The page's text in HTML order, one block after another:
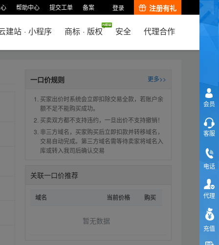
帮助中心 提交工单 备案 登录 注册有礼
建站 · 小程序 商标 · 版权 安全 代理合作
一口价规则 更多>>
买家出价时系统会立即扣除交易全款，若账户余
额不足不能购买成功。
买卖双方都不支持违约，一旦出价不支持撤销！
非三方域名，买家购买后立即扣款并转移域名，
交易自动完成。第三方域名需等待卖家将域名入
库或转入我司后确认交易
关联一口价推荐
域名 当前价格 购买
暂无数据
会员
客服
电话
代理
充值